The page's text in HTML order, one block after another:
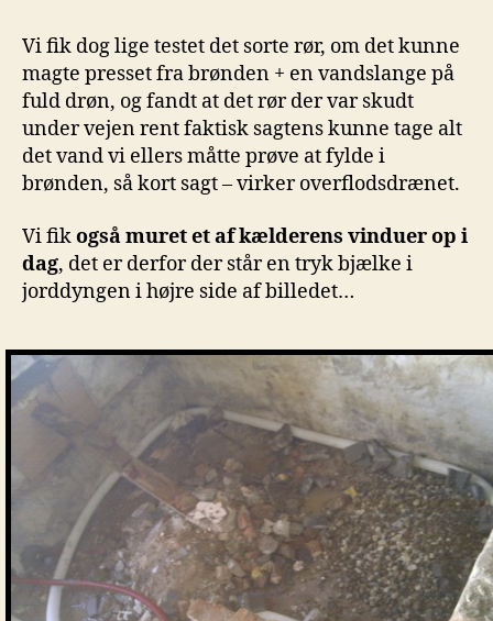
Vi fik dog lige testet det sorte rør, om det kunne
magte presset fra brønden + en vandslange på
fuld drøn, og fandt at det rør der var skudt
under vejen rent faktisk sagtens kunne tage alt
det vand vi ellers måtte prøve at fylde i
brønden, så kort sagt – virker overflodsdrænet.
Vi fikogså muret et af kælderens vinduer op i
dag, det er derfor der står en tryk bjælke i
jorddyngen i højre side af billedet…